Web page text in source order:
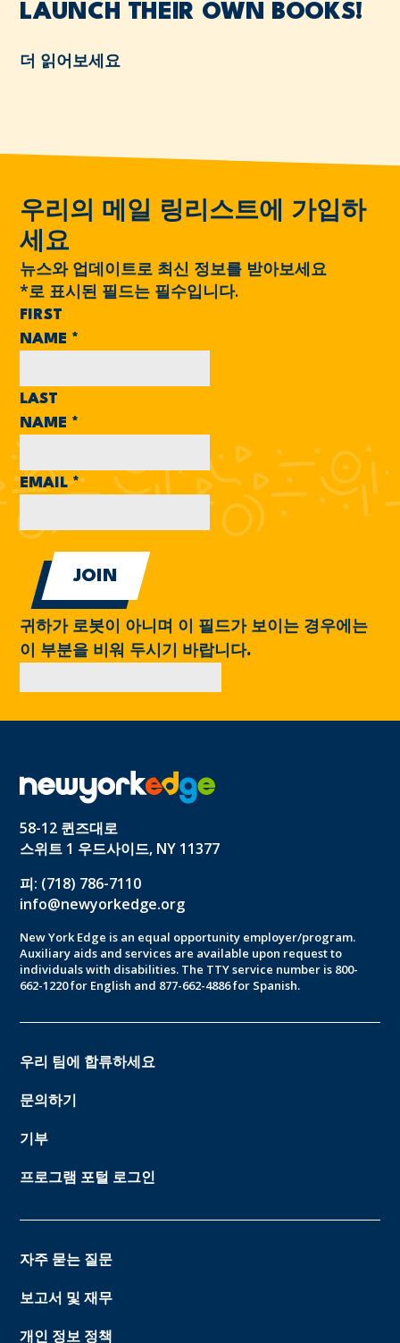
LAUNCH THEIR OWN BOOKS!
더 읽어보세요
우리의 메일 링리스트에 가입하
세요
뉴스와 업데이트로 최신 정보를 받아보세요
*로 표시된 필드는 필수입니다.
FIRST
NAME *
LAST
NAME *
EMAIL*
귀하가 로봇이 아니며 이 필드가 보이는 경우에는
이 부분을 비워 두시기 바랍니다.
58-12 퀸즈대로
스위트 1 우드사이드, NY 11377
피: (718) 786-7110
info@newyorkedge.org
New York Edge is an equal opportunity employer/program.
Auxiliary aids and services are available upon request to
individuals with disabilities. The TTY service number is 800-
662-1220 for English and 877-662-4886 for Spanish.
우리 팀에 합류하세요
문의하기
기부
프로그램 포털 로그인
자주 묻는 질문
보고서 및 재무
개인 정보 정책